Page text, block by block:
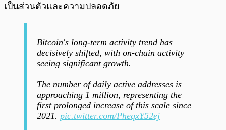
เป็นส่วนตัวและความปลอดภัย
Bitcoin's long-term activity trend has
decisively shifted, with on-chain activity
seeing significant growth.
The number of daily active addresses is
approaching 1 million, representing the
first prolonged increase of this scale since
2021. pic.twitter.com/PheqxY52ej